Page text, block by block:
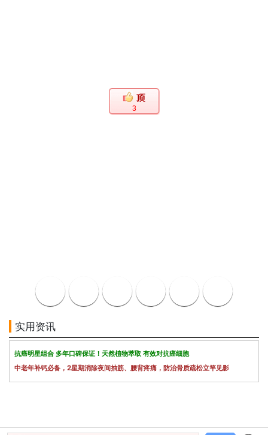
3
实用资讯
抗癌明星组合 多年口碑保证！天然植物萃取 有效对抗癌细胞
中老年补钙必备，2星期消除夜间抽筋、腰背疼痛，防治骨质疏松立竿见影